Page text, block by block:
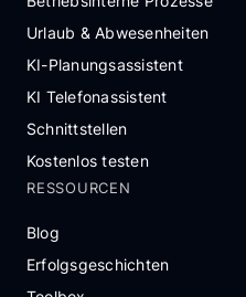
Urlaub & Abwesenheiten
KI-Planungsassistent
KI Telefonassistent
Schnittstellen
Kostenlos testen
RESSOURCEN
Blog
Erfolgsgeschichten